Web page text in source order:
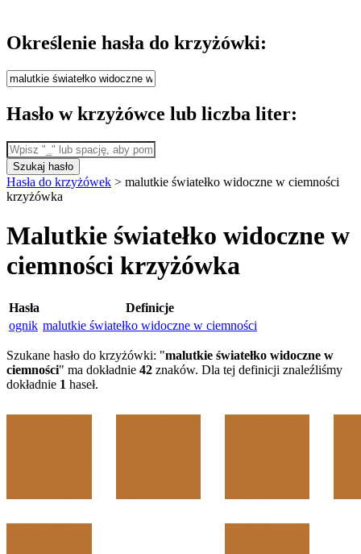
Określenie hasła do krzyżówki:
Hasło w krzyżówce lub liczba liter:
Szukaj hasło
Hasła do krzyżówek > malutkie światełko widoczne w ciemności
krzyżówka
Malutkie światełko widoczne w
ciemności krzyżówka
Hasła
Definicje
ognik malutkie światełko widoczne w ciemności
Szukane hasło do krzyżówki: "malutkie światełko widoczne w
ciemności" ma dokładnie 42 znaków. Dla tej definicji znaleźliśmy
dokładnie 1 haseł.